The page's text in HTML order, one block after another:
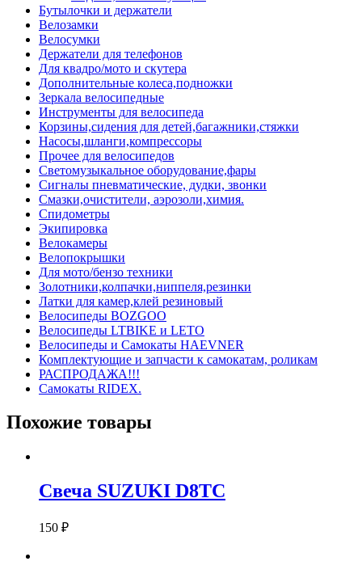
Бутылочки и держатели
Велозамки
Велосумки
Держатели для телефонов
Для квадро/мото и скутера
Дополнительные колеса,подножки
Зеркала велосипедные
Инструменты для велосипеда
Корзины,сидения для детей,багажники,стяжки
Насосы,шланги,компрессоры
Прочее для велосипедов
Светомузыкальное оборудование,фары
Сигналы пневматические, дудки, звонки
Смазки,очистители, аэрозоли,химия.
Спидометры
Экипировка
Велокамеры
Велопокрышки
Для мото/бензо техники
Золотники,колпачки,ниппеля,резинки
Латки для камер,клей резиновый
Велосипеды BOZGOO
Велосипеды LTBIKE и LETO
Велосипеды и Самокаты HAEVNER
Комплектующие и запчасти к самокатам, роликам
РАСПРОДАЖА!!!
Самокаты RIDEX.
Похожие товары
Свеча SUZUKI D8TC
150 ₽